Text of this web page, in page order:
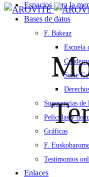
Espacios para la
Bases de datos
F. Bakeaz
Escuela
Serie
Sugerencias de
Películas y
Gráficas
F.
Testimonios
Enlaces